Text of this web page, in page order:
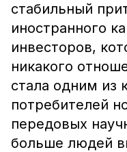
стабильный
иностранного
инвесторов,
никакого
стала одним из
потребителей
передовых
больше людей